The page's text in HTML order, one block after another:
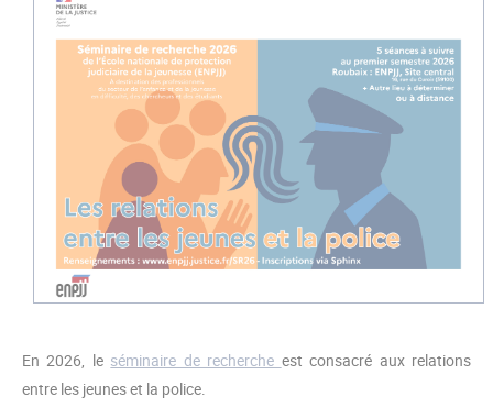
En 2026, le séminaire de recherche est consacré aux relations
entre les jeunes et la police.